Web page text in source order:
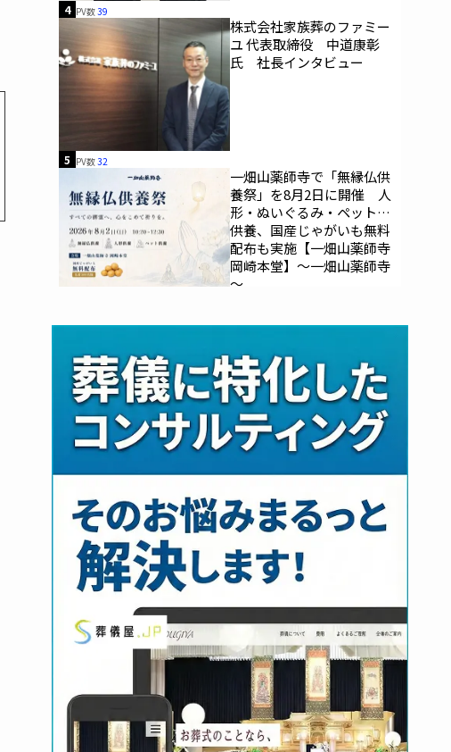
4 PV数39
株式会社家族葬のファミー
ユ 代表取締役 中道康彰
氏 社長インタビュー
5 PV数32
一畑山薬師寺で「無縁仏供
養祭」を8月2日に開催 人
形・ぬいぐるみ・ペットの
供養、国産じゃがいも無料
配布も実施【一畑山薬師寺
岡崎本堂】～一畑山薬師寺
～